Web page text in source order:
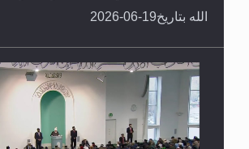
الله بتاريخ19-06-2026